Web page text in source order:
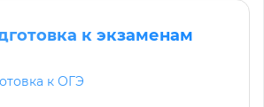
к экзаменам
к ОГЭ